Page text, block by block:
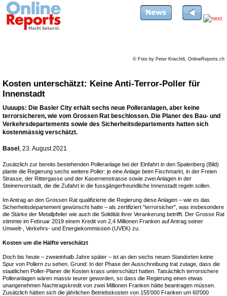
© Foto by Peter Knechtli, OnlineReports.ch
Kosten unterschätzt: Keine Anti-Terror-Poller für
Innenstadt
Uuuups: Die Basler City erhält sechs neue Polleranlagen, aber keine
terrorsicheren, wie vom Grossen Rat beschlossen. Die Planer des Bau- und
Verkehrsdepartements sowie des Sicherheitsdepartements hatten sich
kostenmässig verschätzt.
Basel , 23. August 2021
Zusätzlich zur bereits bestehenden Polleranlage bei der Einfahrt in den Spalenberg (Bild)
plante die Regierung sechs weitere Poller: je eine Anlage beim Fischmarkt, in der Freien
Strasse, der Rittergasse und der Kasernenstrasse sowie zwei Anlagen in der
Steinenvorstadt, die die Zufahrt in die fussgängerfreundliche Innenstadt regeln sollen.
Im Antrag an den Grossen Rat qualifizierte die Regierung diese Anlagen – wie es das
Sicherheitsdepartement gewünscht hatte – als zertifiziert "terrorsicher", was insbesondere
die Stärke der Metallpfeiler wie auch die Solidität ihrer Verankerung betrifft. Der Grosse Rat
stimmte im Februar 2019 einem Kredit von 2,4 Millionen Franken auf Antrag seiner
Umwelt-, Verkehrs- und Energiekommission (UVEK) zu.
Kosten um die Hälfte verschätzt
Doch bis heute – zweieinhalb Jahre später – ist an den sechs neuen Standorten keine
Spur von Pollern zu sehen. Grund: In der Phase der Ausschreibung trat zutage, dass die
staatlichen Poller-Planer die Kosten krass unterschätzt hatten. Tatsächlich terrorsichere
Polleranlagen wären massiv teurer geworden, so dass die Regierung einen etwas
unangenehmen Nachtragskredit von zwei Millionen Franken hätte beantragen müssen.
Zusätzlich hätten sich die jährlichen Betriebskosten von 155'000 Franken um 60'000